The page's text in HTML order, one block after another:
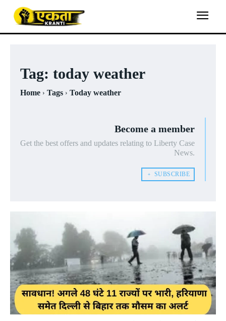
Tag: today weather
Home Tags Today weather
Become a member
Get the best offers and updates relating to Liberty Case
News.
﹢ SUBSCRIBE